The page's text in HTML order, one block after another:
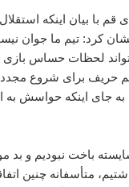
قم با بیان اینکه
کرد: تیم ما جوان
لحظات حساس بازی
حریف برای شروع مجدد
به جای اینکه حواسش
باخت نبودیم و بد
متأسفانه چنین